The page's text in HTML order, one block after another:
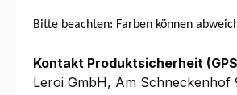
Bitte beachten: Farben können
Kontakt Produktsicherheit
Leroi GmbH, Am Schneckenhof